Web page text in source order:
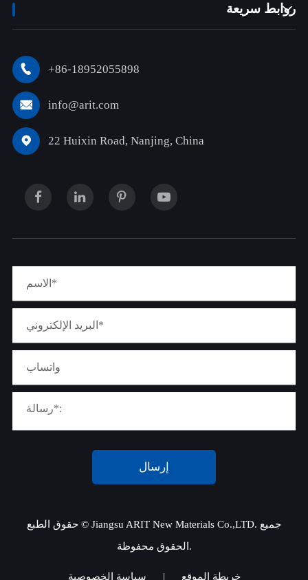
روابط سريعة

 +86-18952055898
 info@arit.com
 22 Huixin Road, Nanjing, China
إرسال
حقوق الطبع © Jiangsu ARIT New Materials Co.,LTD. جميع
الحقوق محفوظة.
خريطة الموقع | سياسة الخصوصية